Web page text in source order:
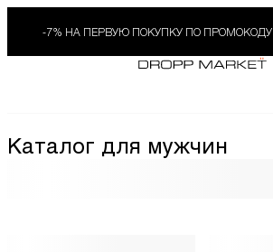
-7% НА ПЕРВУЮ ПОКУПКУ ПО ПРОМОКОДУ
Каталог для мужчин